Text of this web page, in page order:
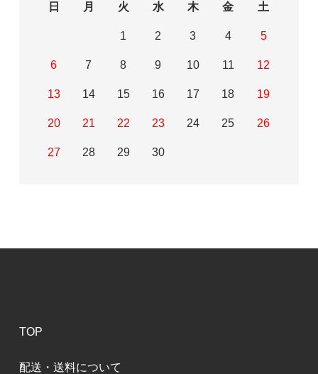
日
月 火 水 木 金 土
1 2 3 4 5
6 7 8 9 10 11 12
13 14 15 16 17 18 19
20 21 22 23 24 25 26
27 28 29 30
TOP
配送・送料について